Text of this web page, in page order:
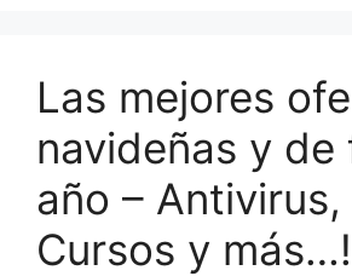
Las mejores
navideñas y de
año – Antivirus,
Cursos y más…!